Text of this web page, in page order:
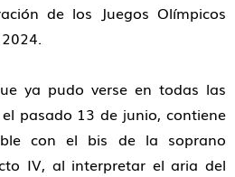
de los Juegos Olímpicos
ya pudo verse en todas las
pasado 13 de junio, contiene
con el bis de la soprano
IV, al interpretar el aria del